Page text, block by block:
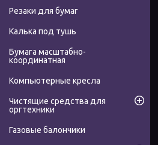
Резаки для бумаг
Калька под тушь
Бумага масштабно-
координатная
Компьютерные кресла
Чистящие средства для
оргтехники
Газовые балончики